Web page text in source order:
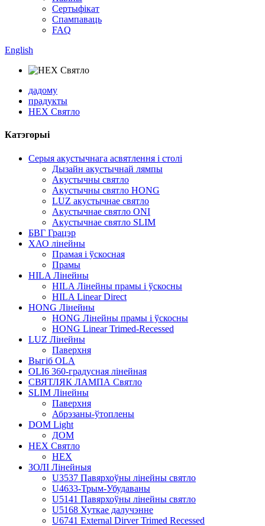
Сертыфікат
Спампаваць
FAQ
English
дадому
прадукты
HEX Святло
Катэгорыі
Серыя акустычнага асвятлення і столі
Дызайн акустычнай лямпы
Акустычны святло
Акустычны святло HONG
LUZ акустычнае святло
Акустычнае святло ONI
Акустычнае святло SLIM
БВГ Грацэр
ХАО лінейны
Прамая і ўскосная
Прамы
HILA Лінейны
HILA Лінейны прамы і ўскосны
HILA Linear Direct
HONG Лінейны
HONG Лінейны прамы і ўскосны
HONG Linear Trimed-Recessed
LUZ Лінейны
Паверхня
Выгіб OLA
OLI6 360-градусная лінейная
СВЯТЛЯК ЛАМПА Святло
SLIM Лінейны
Паверхня
Абрэзаны-ўтоплены
DOM Light
ДОМ
HEX Святло
HEX
ЗОЛІ Лінейныя
U3537 Павярхоўны лінейны святло
U4633-Трым-Убудаваны
U5141 Павярхоўны лінейны святло
U5168 Хуткае далучэнне
U6741 External Dirver Trimed Recessed